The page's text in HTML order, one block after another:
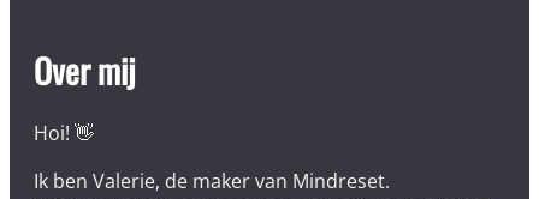
Over mij
Hoi! 👋
Ik ben Valerie, de maker van Mindreset.